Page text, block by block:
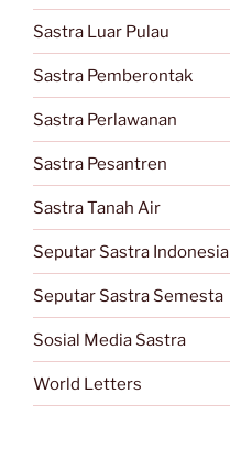
Sastra Luar Pulau
Sastra Pemberontak
Sastra Perlawanan
Sastra Pesantren
Sastra Tanah Air
Seputar Sastra Indonesia
Seputar Sastra Semesta
Sosial Media Sastra
World Letters